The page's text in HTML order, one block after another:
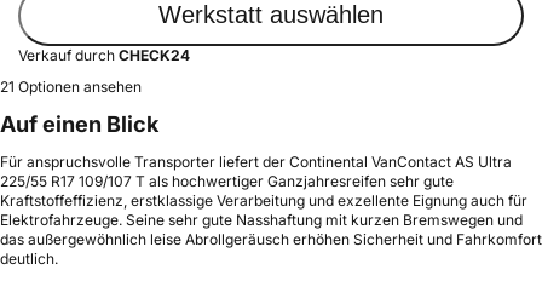
Werkstatt auswählen
Verkauf durch CHECK24
21 Optionen ansehen
Auf einen Blick
Für anspruchsvolle Transporter liefert der Continental VanContact AS Ultra
225/55 R17 109/107 T als hochwertiger Ganzjahresreifen sehr gute
Kraftstoffeffizienz, erstklassige Verarbeitung und exzellente Eignung auch für
Elektrofahrzeuge. Seine sehr gute Nasshaftung mit kurzen Bremswegen und
das außergewöhnlich leise Abrollgeräusch erhöhen Sicherheit und Fahrkomfort
deutlich.